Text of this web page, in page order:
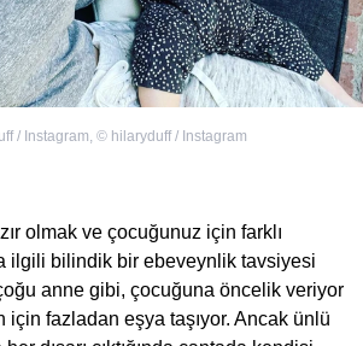
/ Instagram, © hilaryduff / Instagram
olmak ve çocuğunuz için farklı
ilgili bilindik bir ebeveynlik tavsiyesi
anne gibi, çocuğuna öncelik veriyor
için fazladan eşya taşıyor. Ancak ünlü